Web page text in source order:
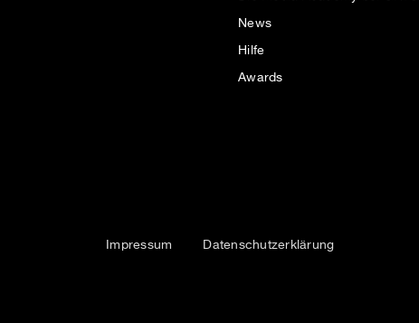
News
Hilfe
Awards
Impressum Datenschutzerklärung